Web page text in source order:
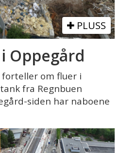
PLUSS
Oppegård
forteller om fluer i
fra Regnbuen
siden har naboene